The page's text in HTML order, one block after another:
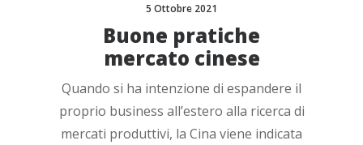
5 Ottobre 2021
Buone pratiche
mercato cinese
Quando si ha intenzione di espandere il
proprio business all’estero alla ricerca di
mercati produttivi, la Cina viene indicata